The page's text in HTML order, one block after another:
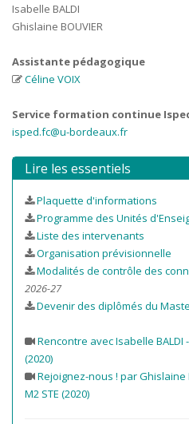
Isabelle BALDI
Ghislaine BOUVIER
Assistante pédagogique
Céline VOIX
Service formation continue
isped.fc@u-bordeaux.fr
Lire les essentiels
Plaquette d'informations
Programme des Unités
Liste des intervenants
Organisation prévisionnelle
Modalités de contrôle des
2026-27
Devenir des diplômés du
Rencontre avec Isabelle BALDI
(2020)
Rejoignez-nous ! par Ghislaine
M2 STE (2020)